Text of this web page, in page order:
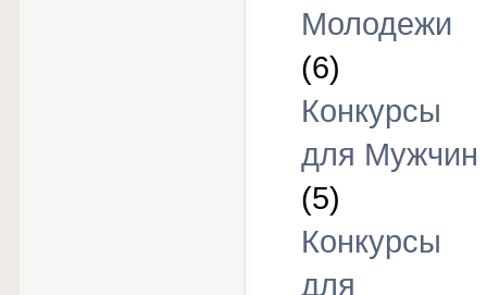
Молодежи
(6)
Конкурсы
для Мужчин
(5)
Конкурсы
для